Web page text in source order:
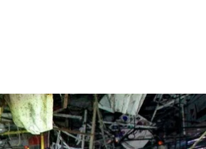
2021 року
ринку.